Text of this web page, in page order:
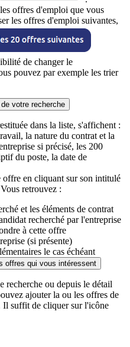
offres d'emploi que vous
les offres d'emploi suivantes,
de changer le
pouvez par exemple les trier
votre recherche
dans la liste, s'affichent :
la nature du contrat et la
si précisé, les 200
du poste, la date de
offre en cliquant sur son intitulé
retrouvez :
et les éléments de contrat
recherché par l'entreprise
à cette offre
(si présente)
le cas échéant
offres qui vous intéressent
recherche ou depuis le détail
ajouter la ou les offres de
Il suffit de cliquer sur l'icône